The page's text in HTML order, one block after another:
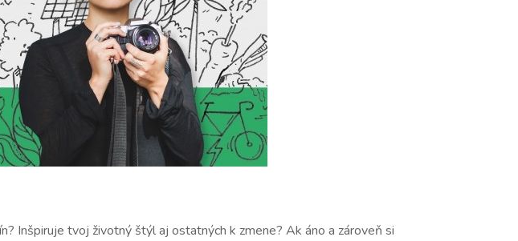
Inšpiruje tvoj životný štýl aj ostatných k zmene? Ak áno a zároveň si